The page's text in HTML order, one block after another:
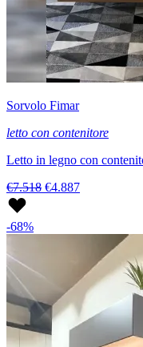
Sorvolo Fimar
letto con contenitore
Letto in legno con
€7.518 €4.887
-68%